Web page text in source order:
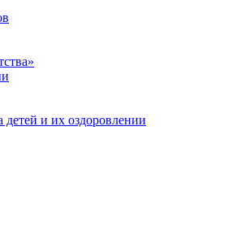
и их оздоровлении